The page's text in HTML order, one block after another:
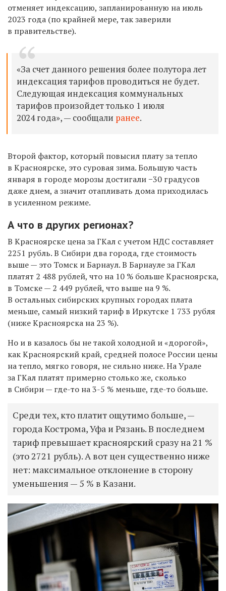
отменяет индексацию, запланированную на июль
2023 года (по крайней мере, так заверили
в правительстве).
«За счет данного решения более полутора лет
индексация тарифов проводиться не будет.
Следующая индексация коммунальных
тарифов произойдет только 1 июля
2024 года», — сообщали ранее.
Второй фактор, который повысил плату за тепло
в Красноярске, это суровая зима. Большую часть
января в городе морозы достигали −30 градусов
даже днем, а значит отапливать дома приходилась
в усиленном режиме.
А что в других регионах?
В Красноярске цена за ГКал с учетом НДС составляет
2251 рубль. В Сибири два города, где стоимость
выше — это Томск и Барнаул. В Барнауле за ГКал
платят 2 488 рублей, что на 10 % больше Красноярска,
в Томске — 2 449 рублей, что выше на 9 %.
В остальных сибирских крупных городах плата
меньше, самый низкий тариф в Иркутске 1 733 рубля
(ниже Красноярска на 23 %).
Но и в казалось бы не такой холодной и «дорогой»,
как Красноярский край, средней полосе России цены
на тепло, мягко говоря, не сильно ниже. На Урале
за ГКал платят примерно столько же, сколько
в Сибири — где-то на 3-5 % меньше, где-то больше.
Среди тех, кто платит ощутимо больше, —
города Кострома, Уфа и Рязань. В последнем
тариф превышает красноярский сразу на 21 %
(это 2721 рубль). А вот цен существенно ниже
нет: максимальное отклонение в сторону
уменьшения — 5 % в Казани.